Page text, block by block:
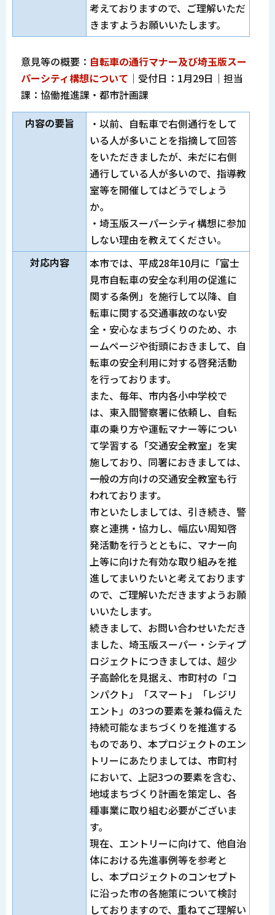
考えておりますので、ご理解いただ
きますようお願いいたします。
意見等の概要： 自転車の通行マナー及び埼玉版スー
パーシティ構想について ｜受付日：1月29日｜担当
課：協働推進課・都市計画課
内容の要旨
・以前、自転車で右側通行をして
いる人が多いことを指摘して回答
をいただきましたが、未だに右側
通行している人が多いので、指導教
室等を開催してはどうでしょう
か。
・埼玉版スーパーシティ構想に参加
しない理由を教えてください。
対応内容
本市では、平成28年10月に「富士
見市自転車の安全な利用の促進に
関する条例」を施行して以降、自
転車に関する交通事故のない安
全・安心なまちづくりのため、ホ
ームページや街頭におきまして、自
転車の安全利用に対する啓発活動
を行っております。
また、毎年、市内各小中学校で
は、東入間警察署に依頼し、自転
車の乗り方や運転マナー等につい
て学習する「交通安全教室」を実
施しており、同署におきましては、
一般の方向けの交通安全教室も行
われております。
市といたしましては、引き続き、警
察と連携・協力し、幅広い周知啓
発活動を行うとともに、マナー向
上等に向けた有効な取り組みを推
進してまいりたいと考えております
ので、ご理解いただきますようお願
いいたします。
続きまして、お問い合わせいただき
ました、埼玉版スーパー・シティプ
ロジェクトにつきましては、超少
子高齢化を見据え、市町村の「コ
ンパクト」「スマート」「レジリ
エント」の3つの要素を兼ね備えた
持続可能なまちづくりを推進する
ものであり、本プロジェクトのエン
トリーにあたりましては、市町村
において、上記3つの要素を含む、
地域まちづくり計画を策定し、各
種事業に取り組む必要がございま
す。
現在、エントリーに向けて、他自治
体における先進事例等を参考と
し、本プロジェクトのコンセプト
に沿った市の各施策について検討
しておりますので、重ねてご理解い